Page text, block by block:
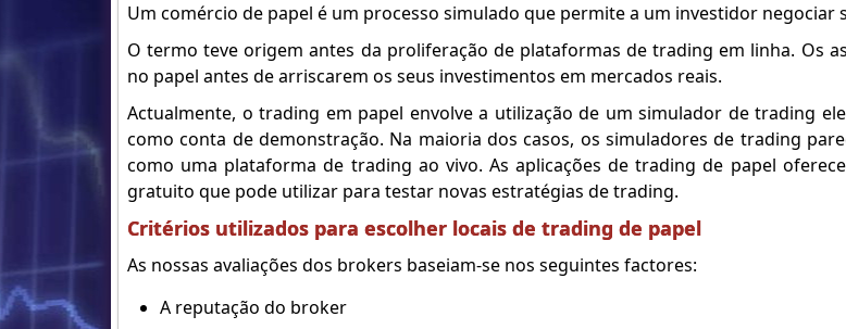
Um comércio de papel é um processo simulado que permite a um investidor negociar
O termo teve origem antes da proliferação de plataformas de trading em linha. Os
no papel antes de arriscarem os seus investimentos em mercados reais.
Actualmente, o trading em papel envolve a utilização de um simulador de trading
como conta de demonstração. Na maioria dos casos, os simuladores de trading
como uma plataforma de trading ao vivo. As aplicações de trading de papel
gratuito que pode utilizar para testar novas estratégias de trading.
Critérios utilizados para escolher locais de trading de papel
As nossas avaliações dos brokers baseiam-se nos seguintes factores:
A reputação do broker